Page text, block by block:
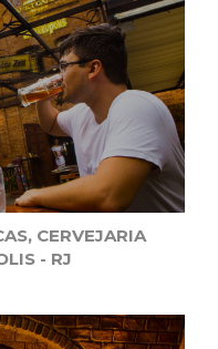
CERVEJARIA
- RJ